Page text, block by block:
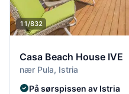
11/832
Casa Beach House IVE
nær Pula, Istria
På sørspissen av Istria